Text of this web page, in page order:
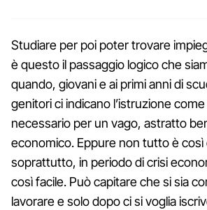
Studiare per poi poter trovare
è questo il passaggio logico che
quando, giovani e ai primi anni di
genitori ci indicano l’istruzione
necessario per un vago, astratto
economico. Eppure non tutto è così
soprattutto, in periodo di crisi
così facile. Può capitare che si sia
lavorare e solo dopo ci si voglia